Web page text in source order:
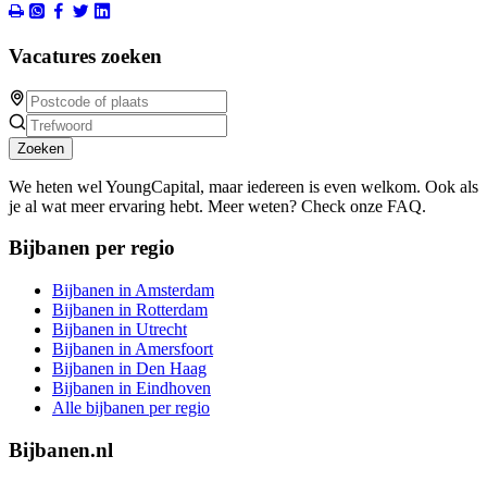
Vacatures zoeken
Zoeken
We heten wel YoungCapital, maar iedereen is even welkom. Ook als
je al wat meer ervaring hebt. Meer weten? Check onze FAQ.
Bijbanen per regio
Bijbanen in Amsterdam
Bijbanen in Rotterdam
Bijbanen in Utrecht
Bijbanen in Amersfoort
Bijbanen in Den Haag
Bijbanen in Eindhoven
Alle bijbanen per regio
Bijbanen.nl